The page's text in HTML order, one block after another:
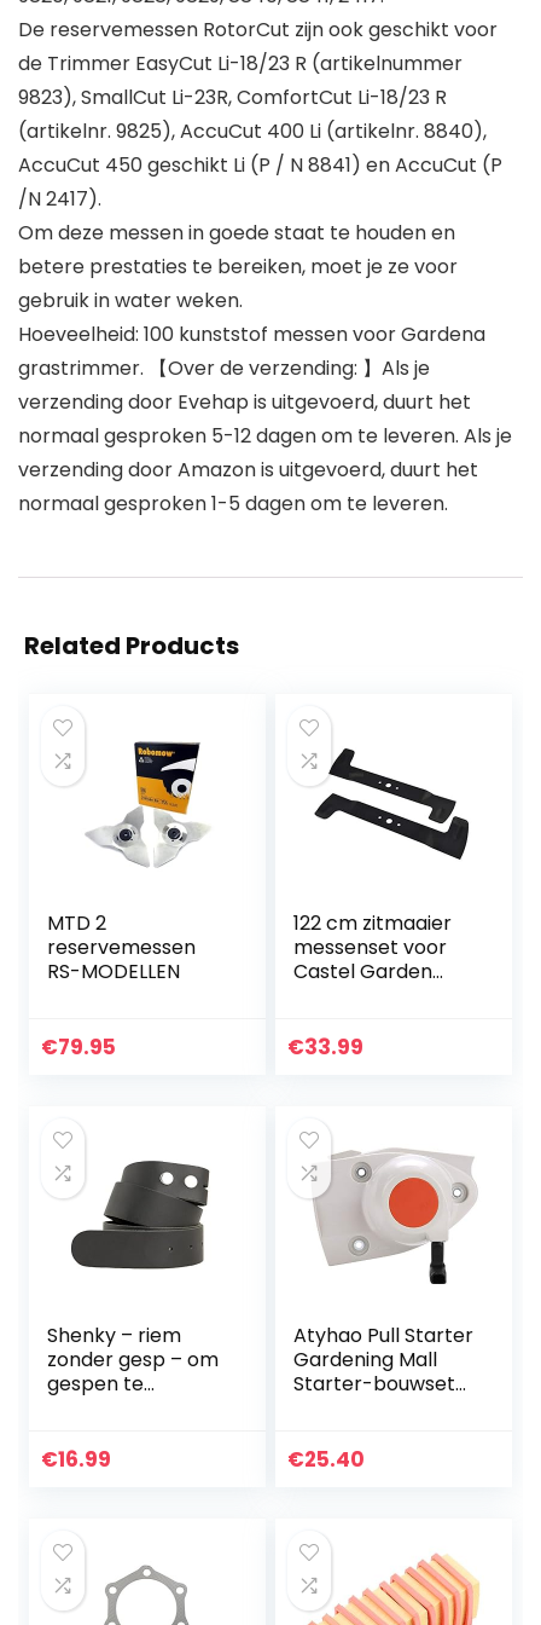
De reservemessen RotorCut zijn ook geschikt voor
de Trimmer EasyCut Li-18/23 R (artikelnummer
9823), SmallCut Li-23R, ComfortCut Li-18/23 R
(artikelnr. 9825), AccuCut 400 Li (artikelnr. 8840),
AccuCut 450 geschikt Li (P / N 8841) en AccuCut (P
/N 2417).
Om deze messen in goede staat te houden en
betere prestaties te bereiken, moet je ze voor
gebruik in water weken.
Hoeveelheid: 100 kunststof messen voor Gardena
grastrimmer. 【Over de verzending: 】Als je
verzending door Evehap is uitgevoerd, duurt het
normaal gesproken 5-12 dagen om te leveren. Als je
verzending door Amazon is uitgevoerd, duurt het
normaal gesproken 1-5 dagen om te leveren.
Related Products
MTD 2
reservemessen
RS-MODELLEN
€79.95
122 cm zitmaaier
messenset voor
Castel Garden
82004343/0
€33.99
Shenky – riem
zonder gesp – om
gespen te
€16.99
Atyhao Pull Starter
Gardening Mall
Starter-bouwset
vervangt
€25.40